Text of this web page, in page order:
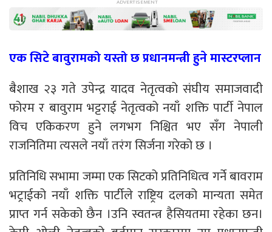
एक सिटे बावुरामको यस्तो छ प्रधानमन्त्री हुने मास्टरप्लान
बैशाख २३ गते उपेन्द्र यादव नेतृत्वको संघीय समाजवादी
फोरम र बावुराम भट्टराई नेतृत्वको नयाँ शक्ति पार्टी नेपाल
विच एकिकरण हुने लगभग निश्चित भए सँग नेपाली
राजनितिमा त्यसले नयाँ तरंग सिर्जना गरेको छ ।
प्रतिनिधि सभामा जम्मा एक सिटको प्रतिनिधित्व गर्ने बावराम
भट्राईको नयाँ शक्ति पार्टीले राष्ट्रिय दलको मान्यता समेत
प्राप्त गर्न सकेको छैन ।उनि स्वतन्त्र हैसियतमा रहेका छन।